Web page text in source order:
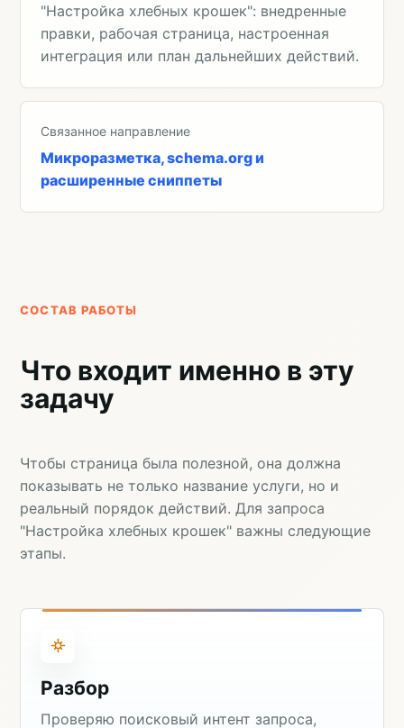
"Настройка хлебных крошек": внедренные
правки, рабочая страница, настроенная
интеграция или план дальнейших действий.
Связанное направление
Микроразметка, schema.org и
расширенные сниппеты
СОСТАВ РАБОТЫ
Что входит именно в эту
задачу
Чтобы страница была полезной, она должна
показывать не только название услуги, но и
реальный порядок действий. Для запроса
"Настройка хлебных крошек" важны следующие
этапы.
Разбор
Проверяю поисковый интент запроса,